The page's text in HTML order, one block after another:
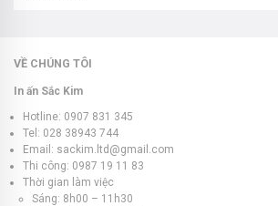
VỀ CHÚNG TÔI
In ấn Sắc Kim
Hotline: 0907 831 345
Tel: 028 38943 744
Email: sackim.ltd@gmail.com
Thi công: 0987 19 11 83
Thời gian làm việc
Sáng: 8h00 – 11h30